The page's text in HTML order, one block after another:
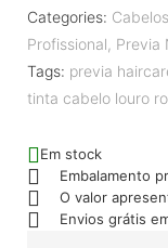
Categories: Cabelos
Profissional, Previa
Tags: previa
tinta cabelo louro
Em stock
Embalamento
O valor
Envios grátis